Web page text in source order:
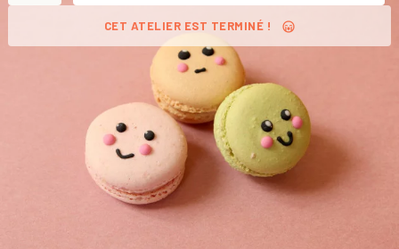
CET ATELIER EST TERMINÉ !